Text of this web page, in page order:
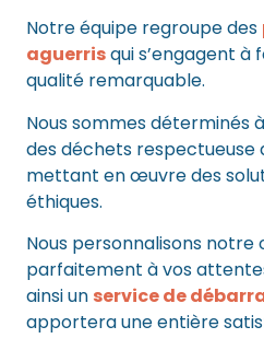
Notre équipe regroupe des
aguerrisqui s’engagent à
qualité remarquable.
Nous sommes déterminés
des déchets respectueuse
mettant en œuvre des
éthiques.
Nous personnalisons
parfaitement à vos
ainsi un service de
apportera une entière